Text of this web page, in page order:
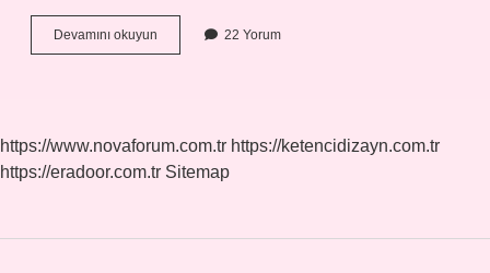
Devamını okuyun
Arapca
22 Yorum
https://www.novaforum.com.tr https://ketencidizayn.com.tr
https://eradoor.com.tr Sitemap